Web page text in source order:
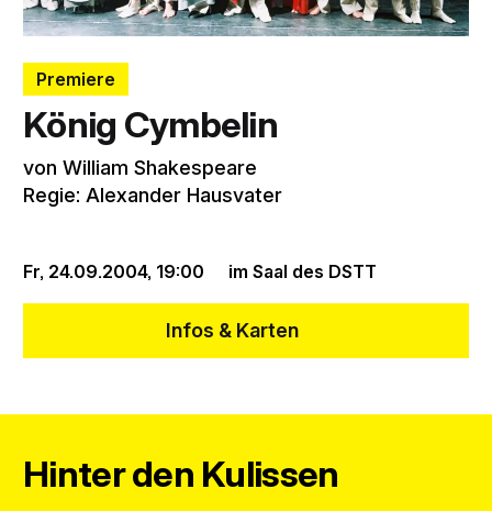
Fr, 24.09.2004, 19:00 im Saal des DSTT
Premiere
König Cymbelin
von William Shakespeare
Regie: Alexander Hausvater
Infos & Karten
Hinter den Kulissen